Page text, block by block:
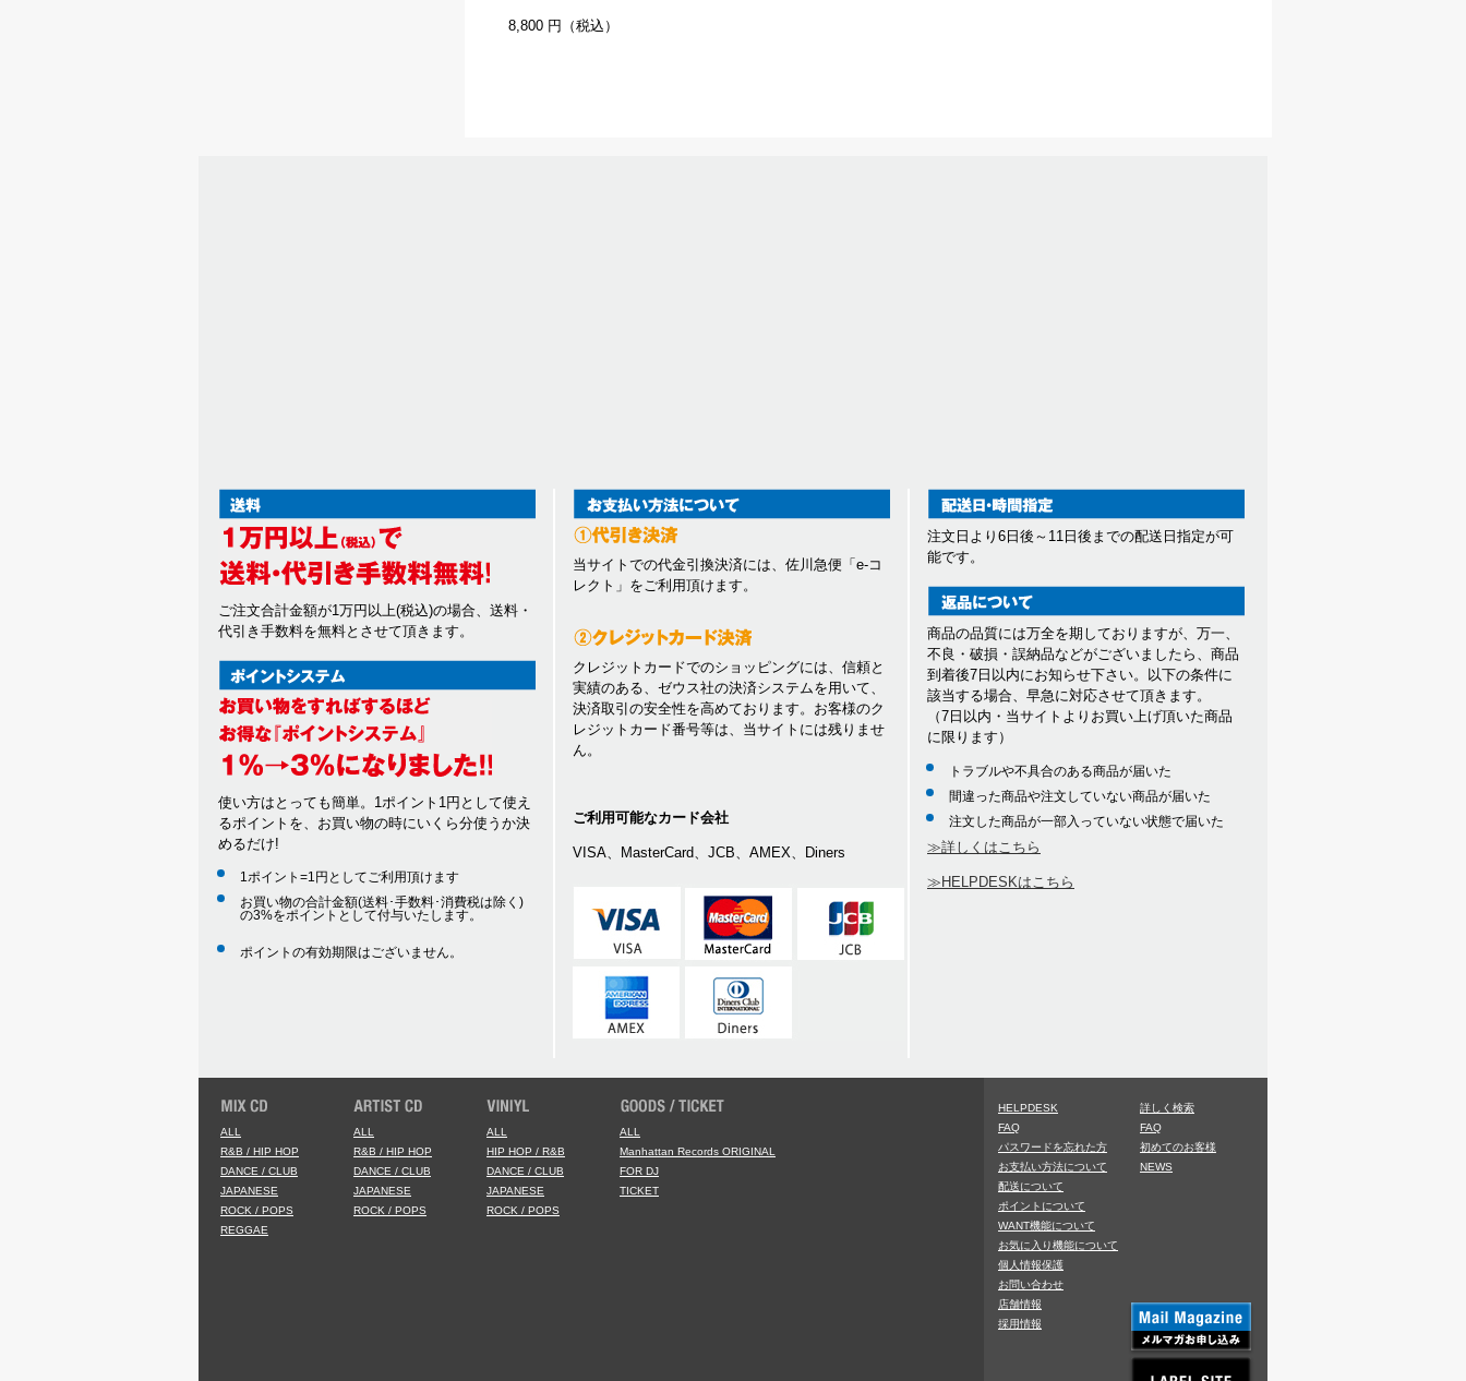
8,800 円（税込）
ご注文合計金額が1万円以上(税込)の場合、送料・
代引き手数料を無料とさせて頂きます。
使い方はとっても簡単。1ポイント1円として使え
るポイントを、お買い物の時にいくら分使うか決
めるだけ!
1ポイント=1円としてご利用頂けます
お買い物の合計金額(送料･手数料･消費税は除く)
の3%をポイントとして付与いたします。
ポイントの有効期限はございません。
当サイトでの代金引換決済には、佐川急便「e-コ
レクト」をご利用頂けます。
クレジットカードでのショッピングには、信頼と
実績のある、ゼウス社の決済システムを用いて、
決済取引の安全性を高めております。お客様のク
レジットカード番号等は、当サイトには残りませ
ん。
ご利用可能なカード会社
VISA、MasterCard、JCB、AMEX、Diners
注文日より6日後～11日後までの配送日指定が可
能です。
商品の品質には万全を期しておりますが、万一、
不良・破損・誤納品などがございましたら、商品
到着後7日以内にお知らせ下さい。以下の条件に
該当する場合、早急に対応させて頂きます。
（7日以内・当サイトよりお買い上げ頂いた商品
に限ります）
トラブルや不具合のある商品が届いた
間違った商品や注文していない商品が届いた
注文した商品が一部入っていない状態で届いた
≫詳しくはこちら
≫HELPDESKはこちら
ALL
R&B / HIP HOP
DANCE / CLUB
JAPANESE
ROCK / POPS
REGGAE
ALL
R&B / HIP HOP
DANCE / CLUB
JAPANESE
ROCK / POPS
ALL
HIP HOP / R&B
DANCE / CLUB
JAPANESE
ROCK / POPS
ALL
Manhattan Records ORIGINAL
FOR DJ
TICKET
HELPDESK
FAQ
パスワードを忘れた方
お支払い方法について
配送について
ポイントについて
WANT機能について
お気に入り機能について
個人情報保護
お問い合わせ
店舗情報
採用情報
詳しく検索
FAQ
初めてのお客様
NEWS